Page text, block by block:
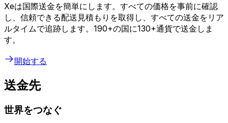
Xeは国際送金を簡単にします。すべての価格を事前に確認
し、信頼できる配送見積もりを取得し、すべての送金をリア
ルタイムで追跡します。190+の国に130+通貨で送金しま
す。
開始する
送金先
世界をつなぐ